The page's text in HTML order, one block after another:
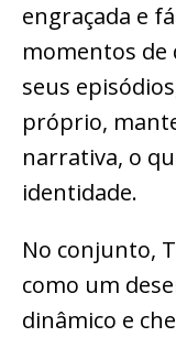
engraçada e
momentos de
seus
próprio,
narrativa, o
identidade.
No conjunto,
como um
dinâmico e